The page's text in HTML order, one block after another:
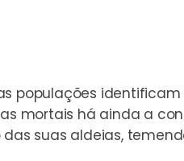
populações identificam
mortais há ainda a
suas aldeias,